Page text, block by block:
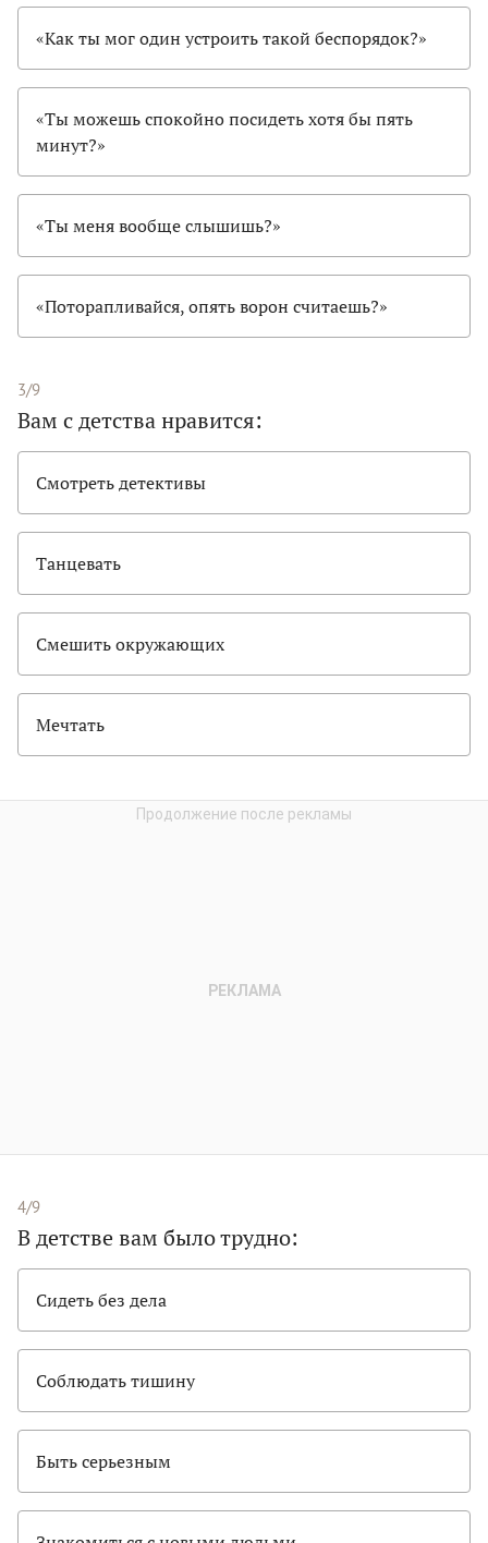
«Как ты мог один устроить такой беспорядок?»
«Ты можешь спокойно посидеть хотя бы пять
минут?»
«Ты меня вообще слышишь?»
«Поторапливайся, опять ворон считаешь?»
3/9
Вам с детства нравится:
Смотреть детективы
Танцевать
Смешить окружающих
Мечтать
4/9
В детстве вам было трудно:
Сидеть без дела
Соблюдать тишину
Быть серьезным